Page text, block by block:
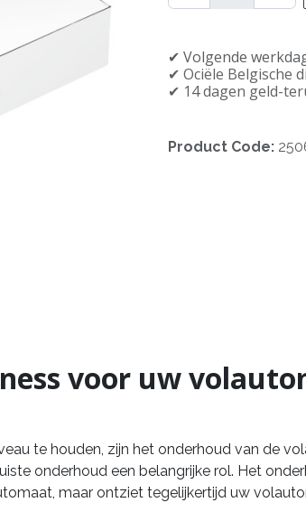
✔︎ Volgende
✔︎ Officiële
✔︎ 14 dagen geld-
Product Code:
voor uw
te houden, zijn het onderhoud van de
onderhoud een belangrijke rol. Het
maar ontziet tegelijkertijd uw